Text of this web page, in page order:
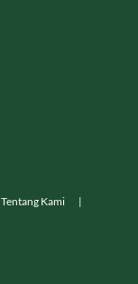
Tentang Kami